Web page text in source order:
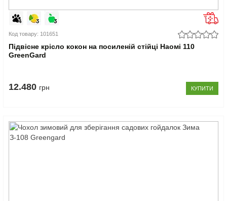
Код товару: 101651
Підвісне крісло кокон на посиленій стійці Наомі 110
GreenGard
12.480 грн КУПИТИ